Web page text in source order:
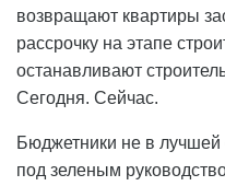
возвращают квартиры
рассрочку на этапе
останавливают
Сегодня. Сейчас.
Бюджетники не в лучшей
под зеленым